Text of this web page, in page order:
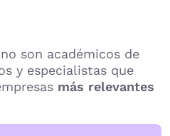
son académicos de
y especialistas que
más relevantes